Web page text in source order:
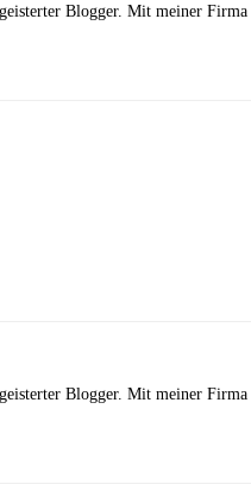
Blogger. Mit meiner Firma
Blogger. Mit meiner Firma